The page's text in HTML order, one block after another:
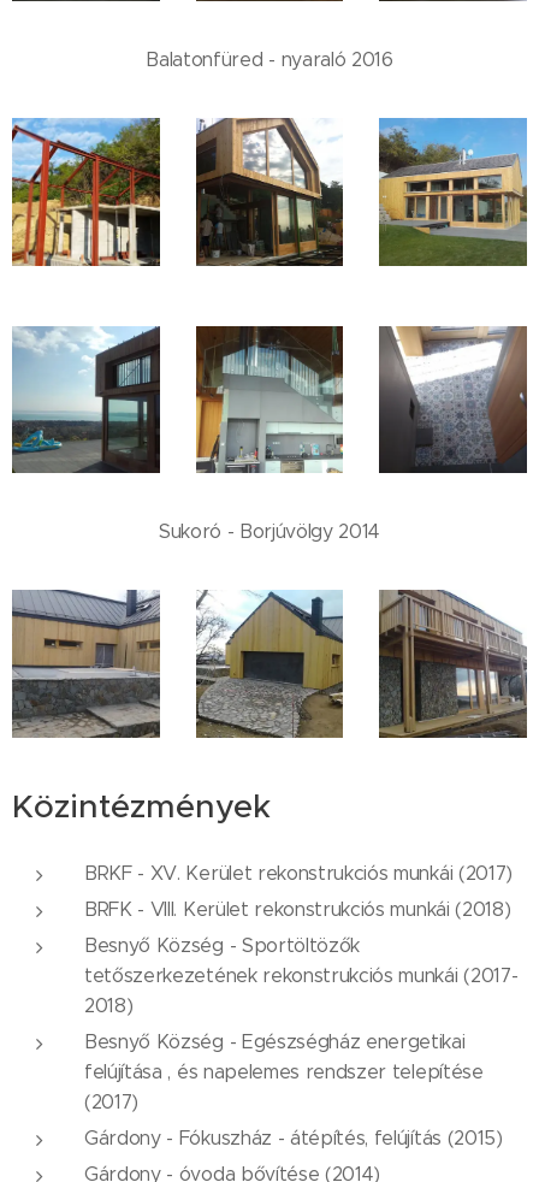
Balatonfüred - nyaraló 2016
Sukoró - Borjúvölgy 2014
Közintézmények
BRKF - XV. Kerület rekonstrukciós munkái (2017)
BRFK - VIII. Kerület rekonstrukciós munkái (2018)
Besnyő Község - Sportöltözők
tetőszerkezetének rekonstrukciós munkái (2017-
2018)
Besnyő Község - Egészségház energetikai
felújítása , és napelemes rendszer telepítése
(2017)
Gárdony - Fókuszház - átépítés, felújítás (2015)
Gárdony - óvoda bővítése (2014)